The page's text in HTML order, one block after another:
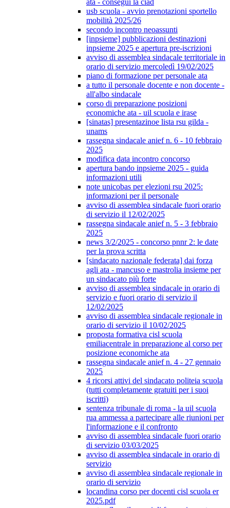
ata - consegui la ciad
usb scuola - avvio prenotazioni sportello
mobilità 2025/26
secondo incontro neoassunti
[inpsieme] pubblicazioni destinazioni
inpsieme 2025 e apertura pre-iscrizioni
avviso di assemblea sindacale territoriale in
orario di servizio mercoledì 19/02/2025
piano di formazione per personale ata
a tutto il personale docente e non docente -
all'albo sindacale
corso di preparazione posizioni
economiche ata - uil scuola e irase
[sinatas] presentazinoe lista rsu gilda -
unams
rassegna sindacale anief n. 6 - 10 febbraio
2025
modifica data incontro concorso
apertura bando inpsieme 2025 - guida
informazioni utili
note unicobas per elezioni rsu 2025:
informazioni per il personale
avviso di assemblea sindacale fuori orario
di servizio il 12/02/2025
rassegna sindacale anief n. 5 - 3 febbraio
2025
news 3/2/2025 - concorso pnnr 2: le date
per la prova scritta
[sindacato nazionale federata] dai forza
agli ata - mancuso e mastrolia insieme per
un sindacato più forte
avviso di assemblea sindacale in orario di
servizio e fuori orario di servizio il
12/02/2025
avviso di assemblea sindacale regionale in
orario di servizio il 10/02/2025
proposta formativa cisl scuola
emiliacentrale in preparazione al corso per
posizione economiche ata
rassegna sindacale anief n. 4 - 27 gennaio
2025
4 ricorsi attivi del sindacato politeia scuola
(tutti completamente gratuiti per i suoi
iscritti)
sentenza tribunale di roma - la uil scuola
rua ammessa a partecipare alle riunioni per
l'informazione e il confronto
avviso di assemblea sindacale fuori orario
di servizio 03/03/2025
avviso di assemblea sindacale in orario di
servizio
avviso di assemblea sindacale regionale in
orario di servizio
locandina corso per docenti cisl scuola er
2025.pdf